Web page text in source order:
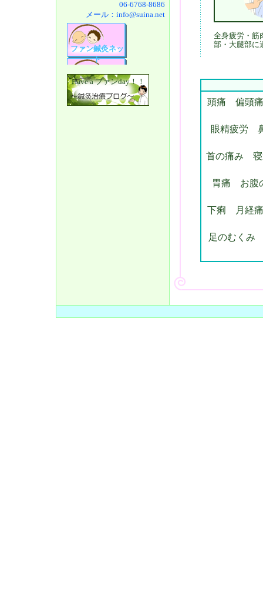
06-6768-8686
メール： info@suina.net
ファン鍼灸ネッ
ト
Have a ファンday！！
全身疲労・筋
部・大腿部に
頭痛 偏頭
眼精疲労
首の痛み
胃痛 お腹
下痢 月経
足のむくみ